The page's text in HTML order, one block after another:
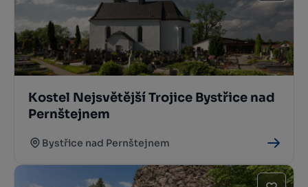
Kostel Nejsvětější Trojice Bystřice nad
Pernštejnem
Bystřice nad Pernštejnem